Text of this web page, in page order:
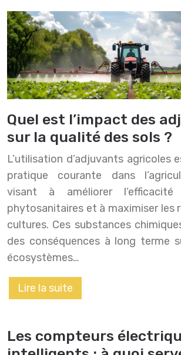
Quel est l’impact des
sur la qualité des sols ?
L’utilisation d’adjuvants agricoles
pratique courante dans
visant à améliorer
phytosanitaires et à maximiser les
cultures. Ces substances
des conséquences à long terme
écosystèmes…
Lire la suite
Les compteurs